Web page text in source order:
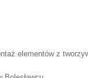
elementów z